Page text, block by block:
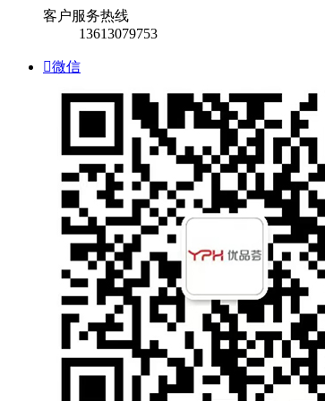
客户服务热线
13613079753
微信